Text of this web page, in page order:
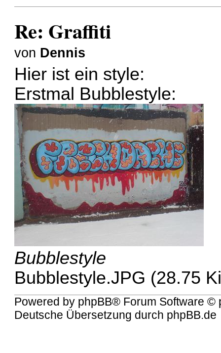
Re: Graffiti
von Dennis
Hier ist ein style:
Erstmal Bubblestyle:
Bubblestyle
Bubblestyle.JPG (28.75
Powered by phpBB® Forum Software ©
Deutsche Übersetzung durch phpBB.de